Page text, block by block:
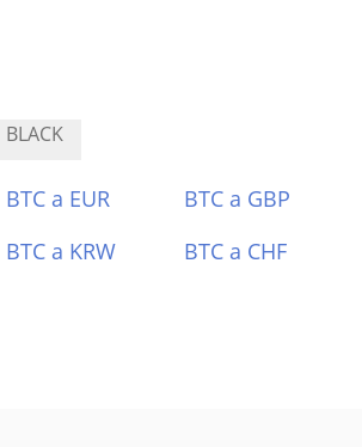
BLACK
BTC a EUR BTC a GBP
BTC a KRW BTC a CHF